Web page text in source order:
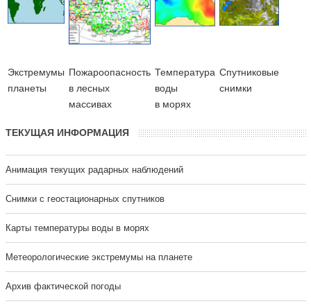
Экстремумы
планеты
Пожароопасность
в лесных
массивах
Температура
воды
в морях
Cпутниковые
снимки
ТЕКУЩАЯ ИНФОРМАЦИЯ
Анимация текущих радарных наблюдений
Cнимки с геостационарных спутников
Карты температуры воды в морях
Метеорологические экстремумы на планете
Архив фактической погоды